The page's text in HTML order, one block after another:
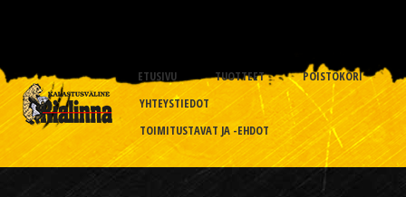
ETUSIVU TUOTTEET
POISTOKORI
YHTEYSTIEDOT
TOIMITUSTAVAT JA -EHDOT